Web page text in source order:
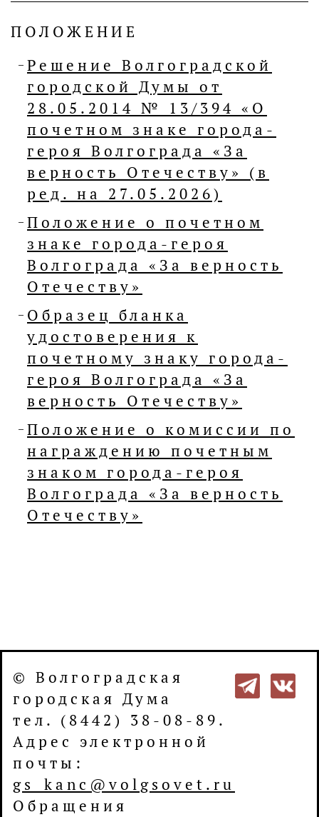
ПОЛОЖЕНИЕ
Решение Волгоградской
городской Думы от
28.05.2014 № 13/394 «О
почетном знаке города-
героя Волгограда «За
верность Отечеству» (в
ред. на 27.05.2026)
Положение о почетном
знаке города-героя
Волгограда «За верность
Отечеству»
Образец бланка
удостоверения к
почетному знаку города-
героя Волгограда «За
верность Отечеству»
Положение о комиссии по
награждению почетным
знаком города-героя
Волгограда «За верность
Отечеству»
© Волгоградская
городская Дума
тел. (8442) 38-08-89.
Адрес электронной
почты:
gs_kanc@volgsovet.ru
Обращения